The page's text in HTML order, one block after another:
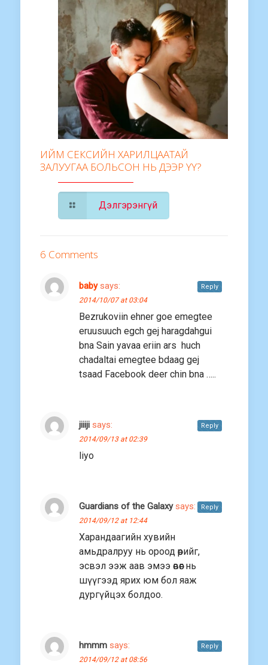
ИЙМ СЕКСИЙН ХАРИЛЦААТАЙ
ЗАЛУУГАА БОЛЬСОН НЬ ДЭЭР ҮҮ?
Дэлгэрэнгүй
6 Comments
baby says:
2014/10/07 at 03:04
Bezrukoviin ehner goe emegtee
eruusuuch egch gej haragdahgui
bna Sain yavaa eriin ars huch
chadaltai emegtee bdaag gej
tsaad Facebook deer chin bna …..
Reply
jiiiji says:
2014/09/13 at 02:39
liyo
Reply
Guardians of the Galaxy says:
2014/09/12 at 12:44
Харандаагийн хувийн
амьдралруу нь ороод өөрийг,
эсвэл ээж аав эмээ өвөөг нь
шүүгээд ярих юм бол яаж
дургүйцэх болдоо.
Reply
hmmm says:
2014/09/12 at 08:56
Reply